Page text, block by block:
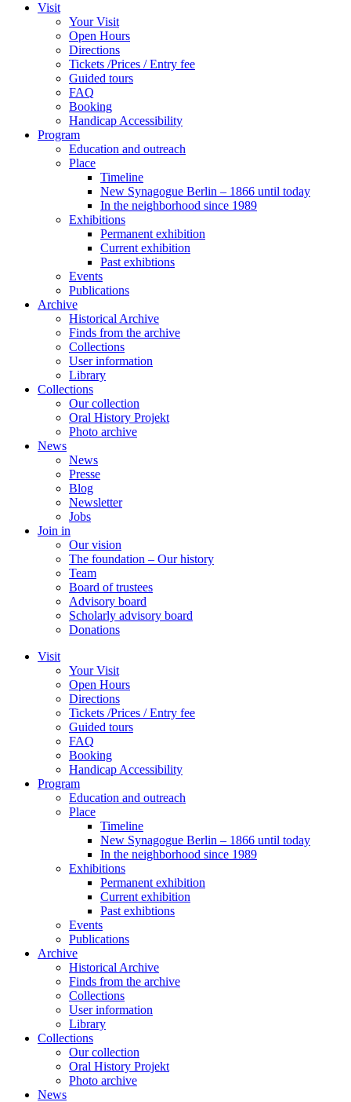
Visit
Your Visit
Open Hours
Directions
Tickets /Prices / Entry fee
Guided tours
FAQ
Booking
Handicap Accessibility
Program
Education and outreach
Place
Timeline
New Synagogue Berlin – 1866 until today
In the neighborhood since 1989
Exhibitions
Permanent exhibition
Current exhibition
Past exhibtions
Events
Publications
Archive
Historical Archive
Finds from the archive
Collections
User information
Library
Collections
Our collection
Oral History Projekt
Photo archive
News
News
Presse
Blog
Newsletter
Jobs
Join in
Our vision
The foundation – Our history
Team
Board of trustees
Advisory board
Scholarly advisory board
Donations
Visit
Your Visit
Open Hours
Directions
Tickets /Prices / Entry fee
Guided tours
FAQ
Booking
Handicap Accessibility
Program
Education and outreach
Place
Timeline
New Synagogue Berlin – 1866 until today
In the neighborhood since 1989
Exhibitions
Permanent exhibition
Current exhibition
Past exhibtions
Events
Publications
Archive
Historical Archive
Finds from the archive
Collections
User information
Library
Collections
Our collection
Oral History Projekt
Photo archive
News